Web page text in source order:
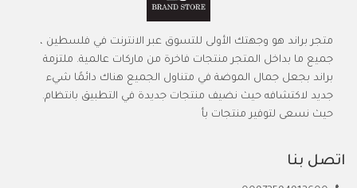
متجر براند هو وجهتك الأولى للتسوق عبر الانترنت في فلسطين ،
جميع ما بداخل المتجر منتجات فاخرة من ماركات عالمية. ملتزمة
براند بجعل جمال الموضة في متناول الجميع هناك دائمًا شيء
جديد لاكتشافه حيث نضيف منتجات جديدة في التطبيق بانتظام.
حيث نسعى لتوفير منتجات بأ
اتصل بنا